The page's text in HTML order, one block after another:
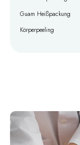
Guam Heißpackung
Körperpeeling